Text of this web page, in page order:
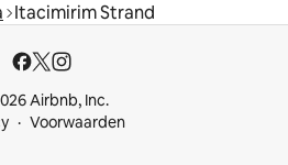
Itacimirim Strand
Airbnb, Inc.
Voorwaarden